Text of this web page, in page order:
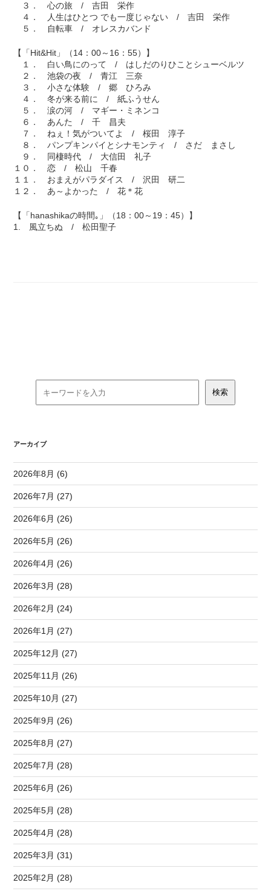
３． 心の旅 / 吉田 栄作
４． 人生はひとつ でも一度じゃない / 吉田 栄作
５． 自転車 / オレスカバンド
【「Hit&Hit」（14：00～16：55）】
１． 白い鳥にのって / はしだのりひことシューベルツ
２． 池袋の夜 / 青江 三奈
３． 小さな体験 / 郷 ひろみ
４． 冬が来る前に / 紙ふうせん
５． 涙の河 / マギー・ミネンコ
６． あんた / 千 昌夫
７． ねぇ！気がついてよ / 桜田 淳子
８． パンプキンパイとシナモンティ / さだ まさし
９． 同棲時代 / 大信田 礼子
１０． 恋 / 松山 千春
１１． おまえがパラダイス / 沢田 研二
１２． あ～よかった / 花＊花
【「hanashikaの時間｡」（18：00～19：45）】
1. 風立ちぬ / 松田聖子
アーカイブ
2026年8月 (6)
2026年7月 (27)
2026年6月 (26)
2026年5月 (26)
2026年4月 (26)
2026年3月 (28)
2026年2月 (24)
2026年1月 (27)
2025年12月 (27)
2025年11月 (26)
2025年10月 (27)
2025年9月 (26)
2025年8月 (27)
2025年7月 (28)
2025年6月 (26)
2025年5月 (28)
2025年4月 (28)
2025年3月 (31)
2025年2月 (28)